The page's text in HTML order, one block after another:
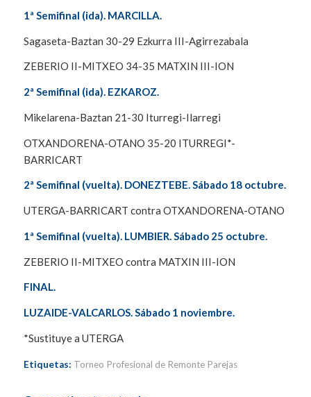
1ª Semifinal (ida). MARCILLA.
Sagaseta-Baztan 30-29 Ezkurra III-Agirrezabala
ZEBERIO II-MITXEO 34-35 MATXIN III-ION
2ª Semifinal (ida). EZKAROZ.
Mikelarena-Baztan 21-30 Iturregi-Ilarregi
OTXANDORENA-OTANO 35-20 ITURREGI*-
BARRICART
2ª Semifinal (vuelta). DONEZTEBE. Sábado 18 octubre.
UTERGA-BARRICART contra OTXANDORENA-OTANO
1ª Semifinal (vuelta). LUMBIER. Sábado 25 octubre.
ZEBERIO II-MITXEO contra MATXIN III-ION
FINAL.
LUZAIDE-VALCARLOS. Sábado 1 noviembre.
*Sustituye a UTERGA
Etiquetas: Torneo Profesional de Remonte Parejas